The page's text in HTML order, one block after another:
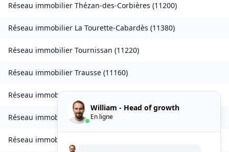
Réseau immobilier Thézan-des-Corbières (11200)
Réseau immobilier La Tourette-Cabardès (11380)
Réseau immobilier Tournissan (11220)
Réseau immobilier Trausse (11160)
Réseau immobilier
Réseau immobilierValmigère(
Réseau immobilier
William - Head of growth
En ligne